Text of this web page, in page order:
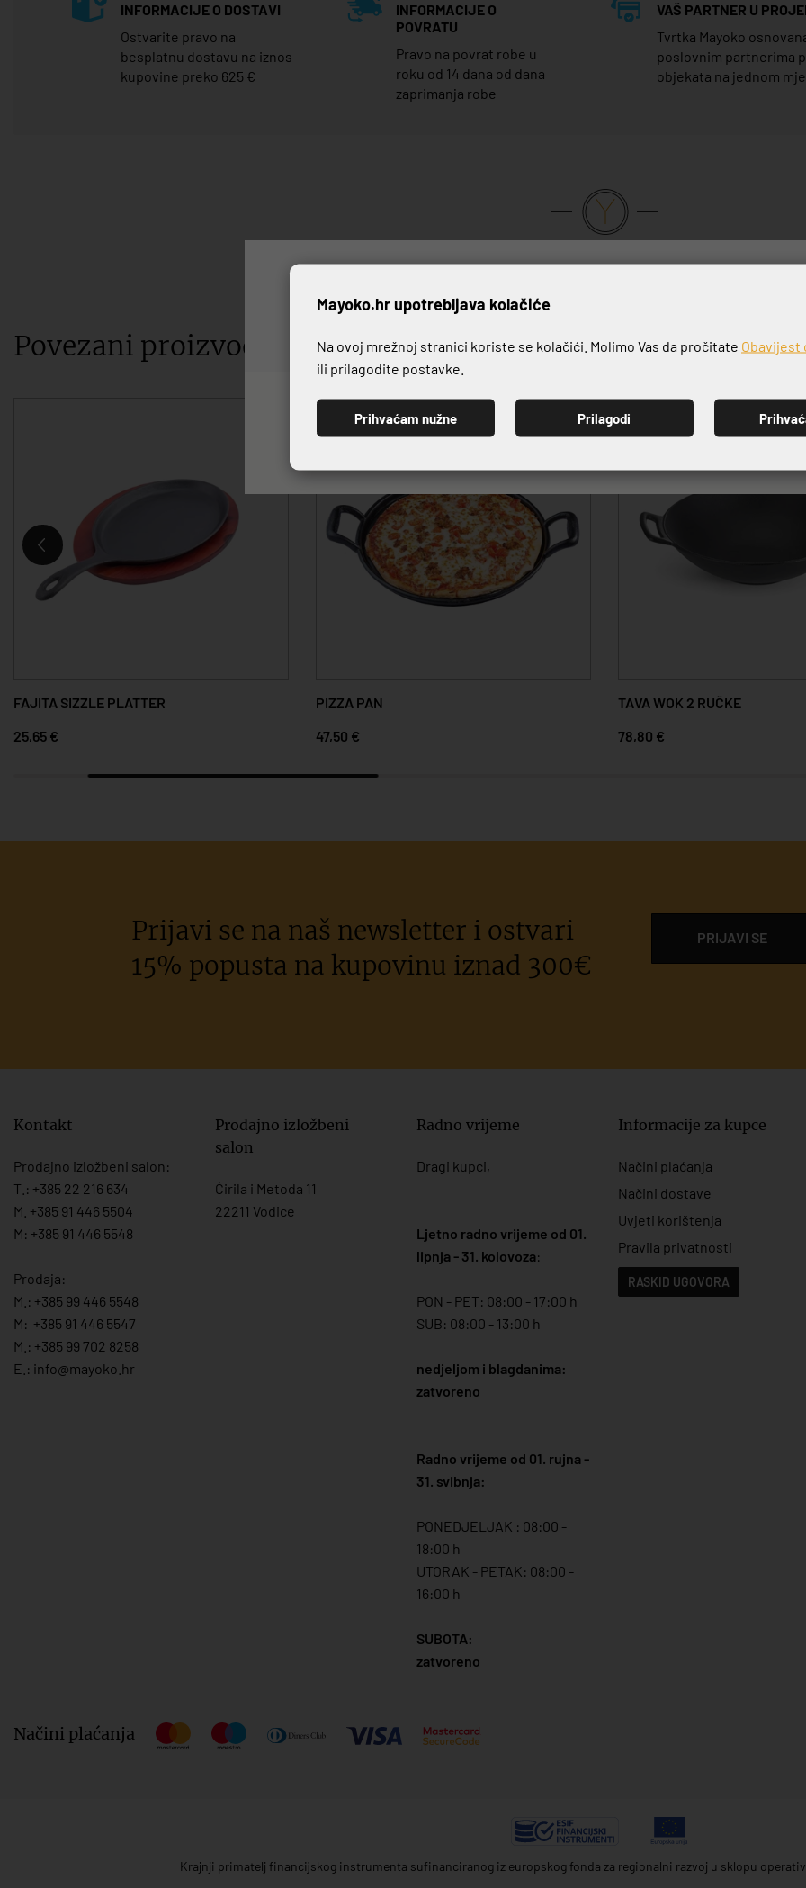
INFORMACIJE O DOSTAVI
Ostvarite pravo na
besplatnu dostavu na iznos
kupovine preko 625 €
INFORMACIJE O
POVRATU
Pravo na povrat robe u
roku od 14 dana od dana
zaprimanja robe
VAŠ PARTNER U
Tvrtka Mayoko
poslovnim partnerima
objekata na jednom
VRHUNSKA KVALITETA PROIZVODA
Povezani proizvodi
FAJITA SIZZLE PLATTER
25,65 €
PIZZA PAN
47,50 €
TAVA WOK 2 RUČKE
78,80 €
Prijavi se na naš newsletter i ostvari
15% popusta na kupovinu iznad 300€
PRIJAVI SE
Kontakt
Prodajno izložbeni salon:
T.: +385 22 216 634
M. +385 91 446 5504
M: +385 91 446 5548
Prodaja:
M.: +385 99 446 5548
M: +385 91 446 5547
M.: +385 99 702 8258
E.: info@mayoko. hr
Prodajno izložbeni
salon
Ćirila i Metoda 11
22211 Vodice
Radno vrijeme
Dragi kupci,
Ljetno radno vrijeme od 01.
lipnja - 31. kolovoza:
PON - PET: 08:00 - 17:00 h
SUB: 08:00 - 13:00 h
nedjeljom i blagdanima:
zatvoreno
Radno vrijeme od 01. rujna -
31. svibnja:
PONEDJELJAK : 08:00 -
18:00 h
UTORAK - PETAK: 08:00 -
16:00 h
SUBOTA:
zatvoreno
Informacije za kupce
Načini plaćanja
Načini dostave
Uvjeti korištenja
Pravila privatnosti
RASKID UGOVORA
Načini plaćanja
Krajnji primatelj financijskog instrumenta sufinanciranog iz europskog fonda za regionalni razvoj u sklopu
Prijavite se na naš
PRIJAVI SE
Mayoko.hr upotrebljava kolačiće
Na ovoj mrežnoj stranici koriste se kolačići. Molimo Vas da pročitate Obavijest
ili prilagodite postavke.
Prihvaćam nužne Prilagodi